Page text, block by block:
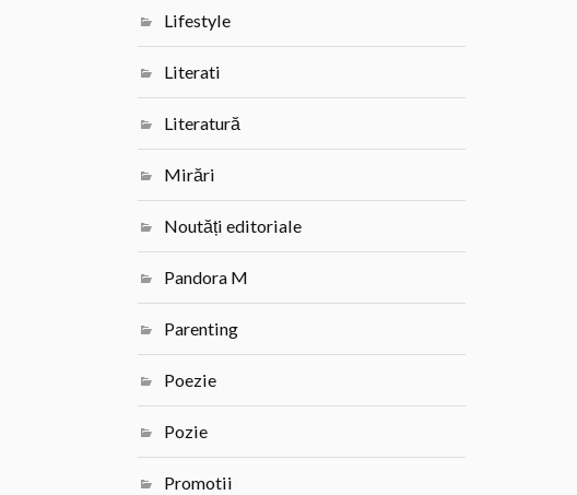
Lifestyle
Literati
Literatură
Mirări
Noutăți editoriale
Pandora M
Parenting
Poezie
Pozie
Promotii